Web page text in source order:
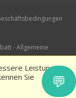
Leistung zu
Sie
- Allgemeine
💬